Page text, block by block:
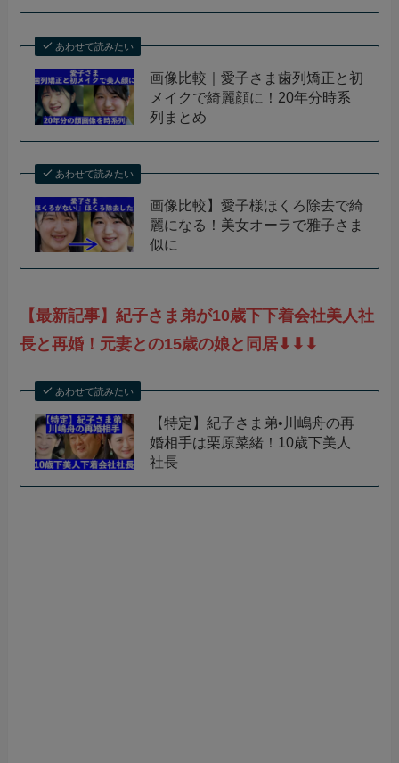
あわせて読みたい
画像比較｜愛子さま歯列矯正と初
メイクで綺麗顔に！20年分時系
列まとめ
あわせて読みたい
画像比較】愛子様ほくろ除去で綺
麗になる！美女オーラで雅子さま
似に
【最新記事】紀子さま弟が10歳下下着会社美人社
長と再婚！元妻との15歳の娘と同居⬇︎⬇︎⬇︎
あわせて読みたい
【特定】紀子さま弟•川嶋舟の再
婚相手は栗原菜緒！10歳下美人
社長